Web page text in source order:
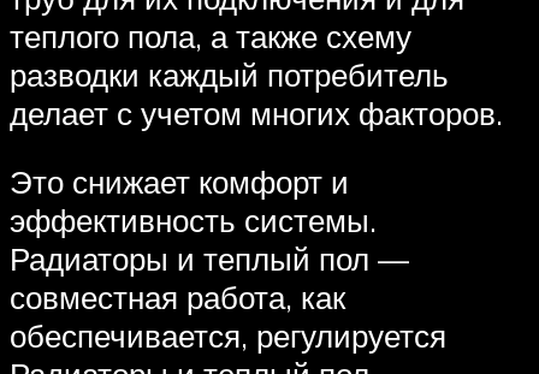
теплого пола, а также схему
разводки каждый потребитель
делает с учетом многих факторов.
Это снижает комфорт и
эффективность системы.
Радиаторы и теплый пол —
совместная работа, как
обеспечивается, регулируется